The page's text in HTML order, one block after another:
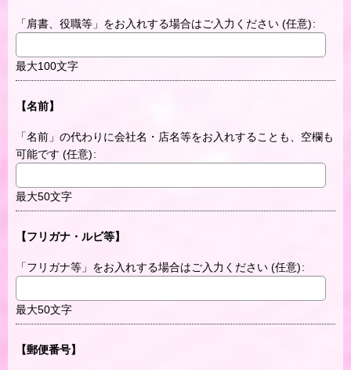
「肩書、役職等」をお入れする場合はご入力ください (任意):
最大100文字
【名前】
「名前」の代わりに会社名・店名等をお入れすることも、空欄も
可能です (任意):
最大50文字
【フリガナ・ルビ等】
「フリガナ等」をお入れする場合はご入力ください (任意):
最大50文字
【郵便番号】